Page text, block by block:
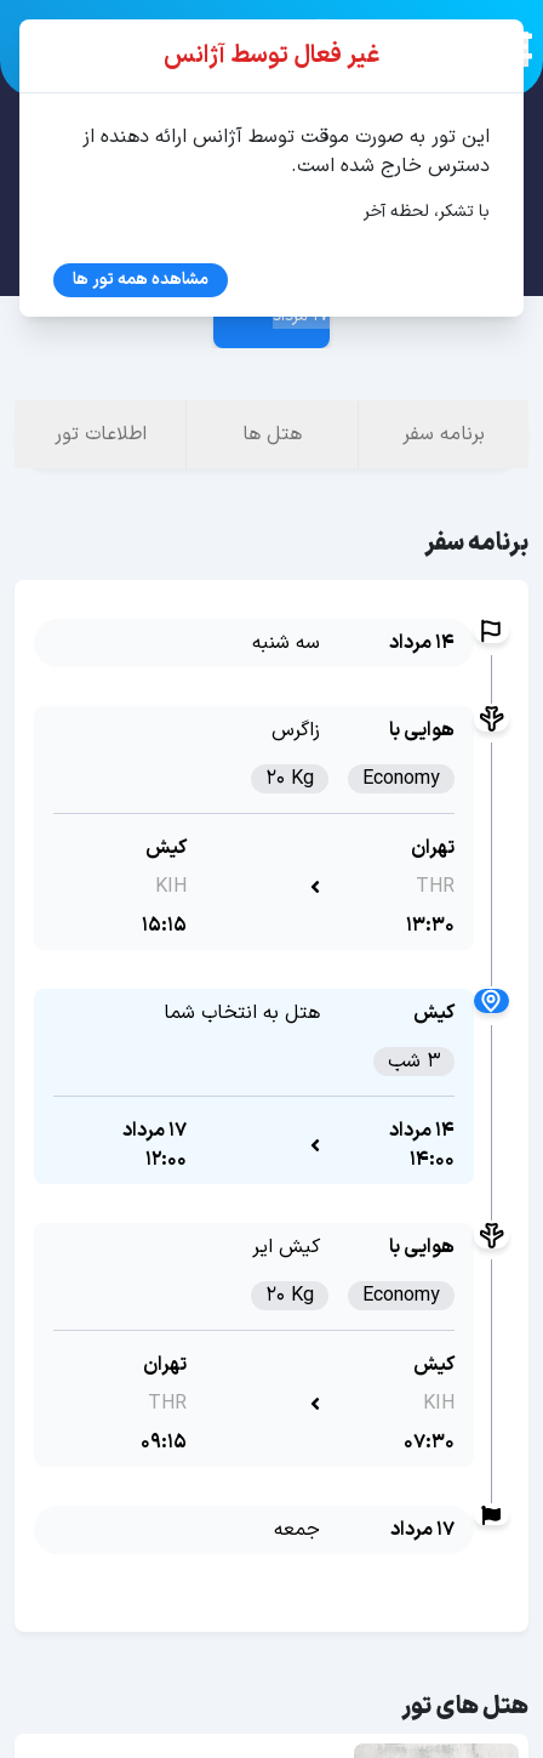
تور کیش 3 شب مرداد
17 مرداد
برنامه سفر هتل ها اطلاعات تور
برنامه سفر
14 مرداد سه شنبه
هوایی با
زاگرس
Economy
20 Kg
تهران
THR
13:30
کیش
KIH
15:15
کیش
هتل به انتخاب شما
3 شب
14 مرداد
14:00
17 مرداد
12:00
هوایی با
کیش ایر
Economy
20 Kg
کیش
KIH
07:30
تهران
THR
09:15
17 مرداد جمعه
هتل های تور
غیر فعال توسط آژانس
این تور به صورت موقت توسط آژانس ارائه دهنده از
دسترس خارج شده است.
با تشکر، لحظه آخر
مشاهده همه تور ها